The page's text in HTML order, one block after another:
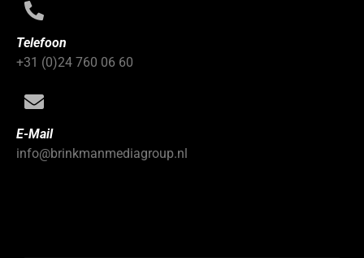
Telefoon
+31 (0)24 760 06 60
E-Mail
info@brinkmanmediagroup.nl